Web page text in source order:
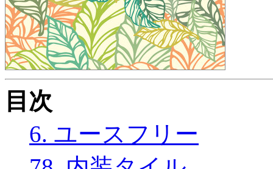
目次
6. ユースフリー